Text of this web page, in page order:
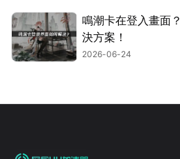
鳴潮卡在登入畫面
決方案！
2026-06-24